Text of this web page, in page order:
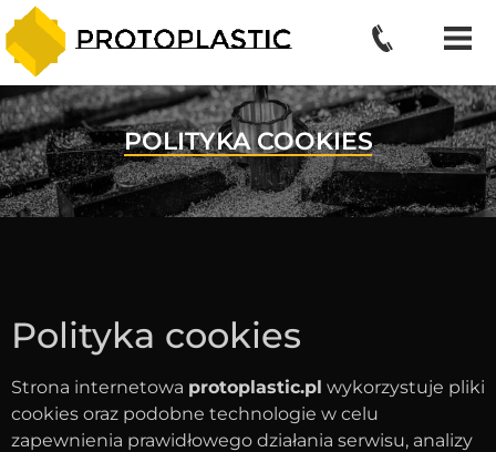
POLITYKA COOKIES
Polityka cookies
Strona internetowa protoplastic.pl wykorzystuje pliki
cookies oraz podobne technologie w celu
zapewnienia prawidłowego działania serwisu, analizy